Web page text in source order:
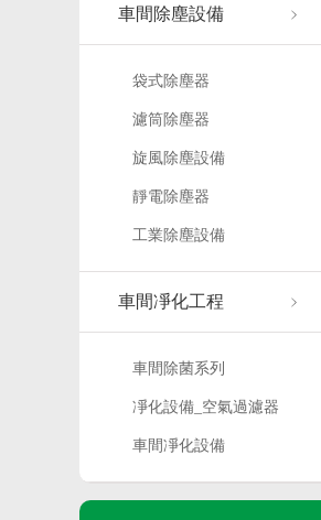
車間除塵設備
袋式除塵器
濾筒除塵器
旋風除塵設備
靜電除塵器
工業除塵設備
車間凈化工程
車間除菌系列
凈化設備_空氣過濾器
車間凈化設備